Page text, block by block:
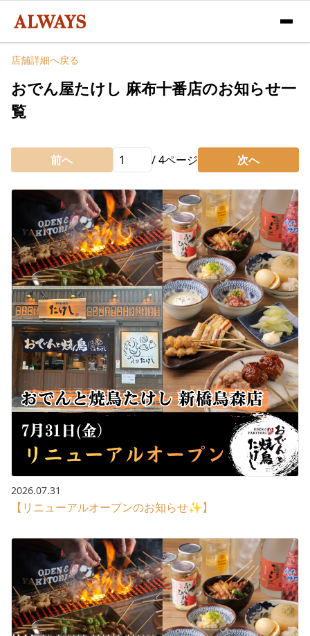
店舗詳細へ戻る
おでん屋たけし 麻布十番店のお知らせ一
覧
前へ /4ページ 次へ
2026.07.31
【リニューアルオープンのお知らせ✨】